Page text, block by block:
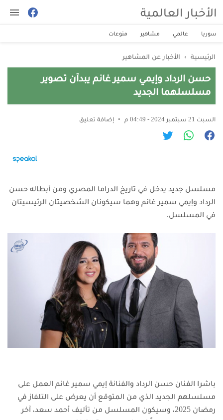
الأخبار العالمية
سوريا عالمي مشاهير منوعات
الرئيسية › الأخبار عن المشاهير
حسن الرداد وإيمي سمير غانم يبدآن تصوير
مسلسلهما الجديد
السبت 21 سبتمبر 2024 - 04:49 م إضافة تعليق
مسلسل جديد يدخل في تاريخ الدراما المصري ومن أبطاله حسن
الرداد وإيمي سمير غانم وهما سيكونان الشخصيتان الرئيسيتان
في المسلسل.
باشرا الفنان حسن الرداد والفنانة إيمي سمير غانم العمل على
مسلسلهم الجديد الذي من المتوقع أن يعرض على التلفاز في
رمضان 2025، وسيكون المسلسل من تأليف أحمد سعد، آخر